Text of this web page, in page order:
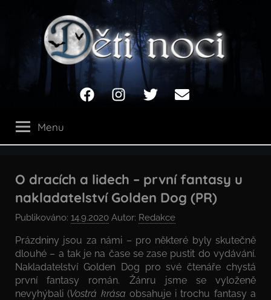
Děti
noci
FacebookInstagram
Twitter Email
Menu
O dracích a lidech – první fantasy u
nakladatelství Golden Dog (PR)
Publikováno: 14.9.2020 Autor: Redakce
Prázdniny jsou za námi – pro některé byly skutečně
dlouhé – a tak je na čase se zase pustit do vydávání.
Nakladatelství Golden Dog pro své čtenáře chystá
první fantasy román. Žánru jsme se vyloženě
nevyhýbali (Vostrá krása obsahuje i trochu fantasy a